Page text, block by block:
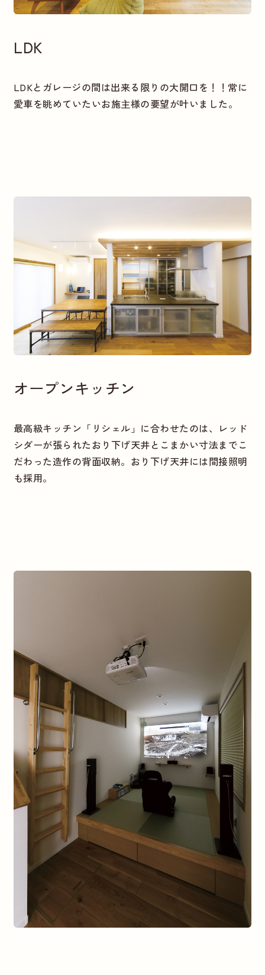
LDK
LDKとガレージの間は出来る限りの大開口を！！常に
愛車を眺めていたいお施主様の要望が叶いました。
オープンキッチン
最高級キッチン「リシェル」に合わせたのは、レッド
シダーが張られたおり下げ天井とこまかい寸法までこ
だわった造作の背面収納。おり下げ天井には間接照明
も採用。